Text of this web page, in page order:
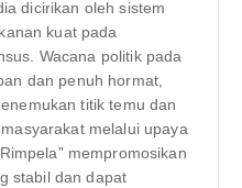
dicirikan oleh sistem
kuat pada
Wacana politik pada
dan penuh hormat,
titik temu dan
melalui upaya
mempromosikan
stabil dan dapat